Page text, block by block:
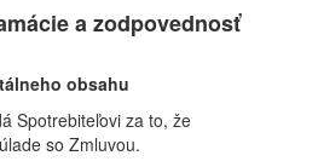
a zodpovednosť
obsahu
Spotrebiteľovi za to, že
so Zmluvou.